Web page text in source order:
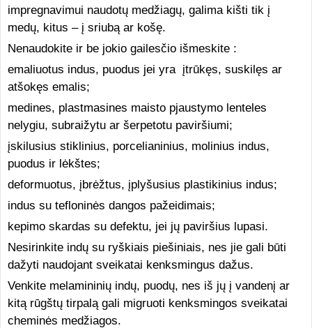
impregnavimui naudotų medžiagų, galima kišti tik į
medų, kitus – į sriubą ar košę.
Nenaudokite ir be jokio gailesčio išmeskite :
emaliuotus indus, puodus jei yra įtrūkęs, suskilęs ar
atšokęs emalis;
medines, plastmasines maisto pjaustymo lenteles
nelygiu, subraižytu ar šerpetotu paviršiumi;
įskilusius stiklinius, porcelianinius, molinius indus,
puodus ir lėkštes;
deformuotus, įbrėžtus, įplyšusius plastikinius indus;
indus su tefloninės dangos pažeidimais;
kepimo skardas su defektu, jei jų paviršius lupasi.
Nesirinkite indų su ryškiais piešiniais, nes jie gali būti
dažyti naudojant sveikatai kenksmingus dažus.
Venkite melamininių indų, puodų, nes iš jų į vandenį ar
kitą rūgštų tirpalą gali migruoti kenksmingos sveikatai
cheminės medžiagos.